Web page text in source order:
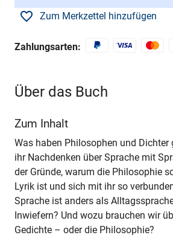
Zum Merkzettel hinzufügen
Zahlungsarten:
Über das Buch
Zum Inhalt
Was haben Philosophen und Dichter
ihr Nachdenken über Sprache mit
der Gründe, warum die Philosophie
Lyrik ist und sich mit ihr so
Sprache ist anders als
Inwiefern? Und wozu brauchen wir
Gedichte – oder die Philosophie?